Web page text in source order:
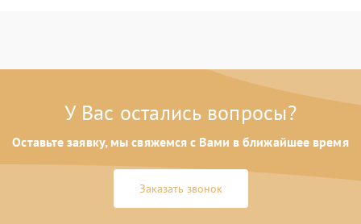
У Вас остались вопросы?
Оставьте заявку, мы свяжемся с Вами в ближайшее время
Заказать звонок